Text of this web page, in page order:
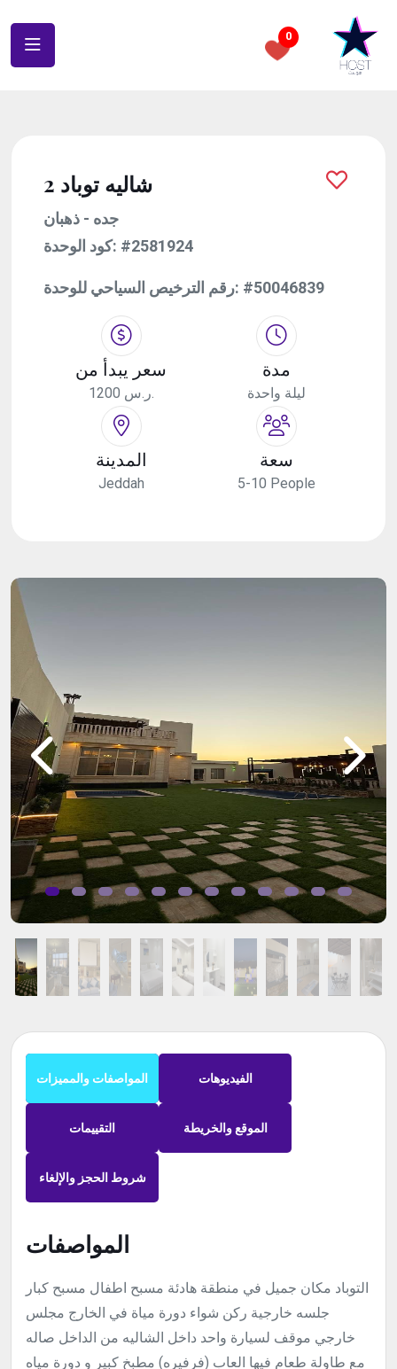
0
شاليه توباد 2
جده - ذهبان
كود الوحدة: #2581924
رقم الترخيص السياحي للوحدة: #50046839
سعر يبدأ من
1200 ر.س.
مدة
ليلة واحدة
المدينة
Jeddah
سعة
5-10 People
المواصفات والمميزات الفيديوهات
التقييمات الموقع والخريطة
شروط الحجز والإلغاء
المواصفات
التوباد مكان جميل في منطقة هادئة مسبح اطفال مسبح كبار
جلسه خارجية ركن شواء دورة مياة في الخارج مجلس
خارجي موقف لسيارة واحد داخل الشاليه من الداخل صاله
مع طاولة طعام فيها العاب (فرفيره) مطبخ كبير و دورة مياه